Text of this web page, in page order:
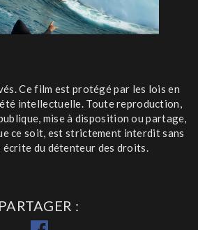
Ce film est protégé par les lois en
intellectuelle. Toute reproduction,
mise à disposition ou partage,
ce soit, est strictement interdit sans
écrite du détenteur des droits.
PARTAGER